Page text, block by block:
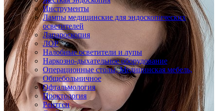
Инструменты
Лампы медицинские для эндоскопических
осветителей
Лапароскопия
ЛОР
Налобные осветители и лупы
Наркозно-дыхательное оборудование
Операционные столы, Медицинская мебель,
Общебольничное
Офтальмология
Проктология
Рентген